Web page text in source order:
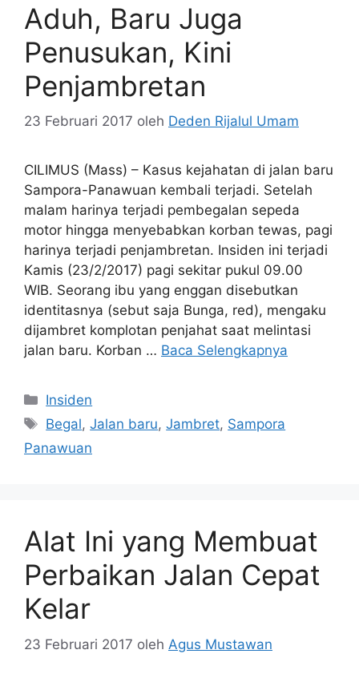
Aduh, Baru Juga
Penusukan, Kini
Penjambretan
23 Februari 2017 oleh Deden Rijalul Umam
CILIMUS (Mass) – Kasus kejahatan di jalan baru
Sampora-Panawuan kembali terjadi. Setelah
malam harinya terjadi pembegalan sepeda
motor hingga menyebabkan korban tewas, pagi
harinya terjadi penjambretan. Insiden ini terjadi
Kamis (23/2/2017) pagi sekitar pukul 09.00
WIB. Seorang ibu yang enggan disebutkan
identitasnya (sebut saja Bunga, red), mengaku
dijambret komplotan penjahat saat melintasi
jalan baru. Korban … Baca Selengkapnya
Kategori
Insiden
Tag
Begal,Jalan baru,Jambret, Sampora
Panawuan
Alat Ini yang Membuat
Perbaikan Jalan Cepat
Kelar
23 Februari 2017 oleh Agus Mustawan